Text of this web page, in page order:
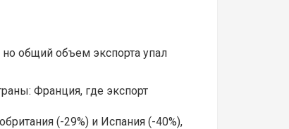
общий объем экспорта упал
Франция, где экспорт
(-29%) и Испания (-40%),